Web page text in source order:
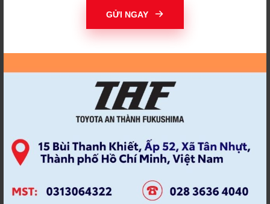
GỬI NGAY
THIỆN NGUYỆN
THỜI HẠN BẢO DƯỠNG
THÔNG TƯ MỚI
THƯƠNG HIỆU TAF
TOYOA AN THÀNH
FUKUSHIMA
TOYOT AN THANH
FUKUSHIMA
TOYOTA
TOYOTA 2021